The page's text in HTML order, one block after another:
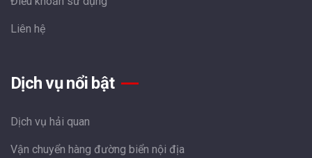
Liên hệ
Dịch vụ nổi bật
Dịch vụ hải quan
Vận chuyển hàng đường biển nội địa